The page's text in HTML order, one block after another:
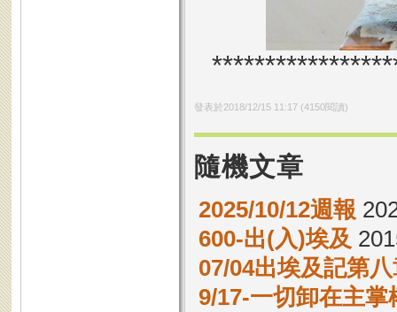
發表於2018/12/15 11:17(4150閱讀)
隨機文章
2025/10/12週報
600-出(入)埃及
07/04出埃及記第
9/17-一切卸在主掌